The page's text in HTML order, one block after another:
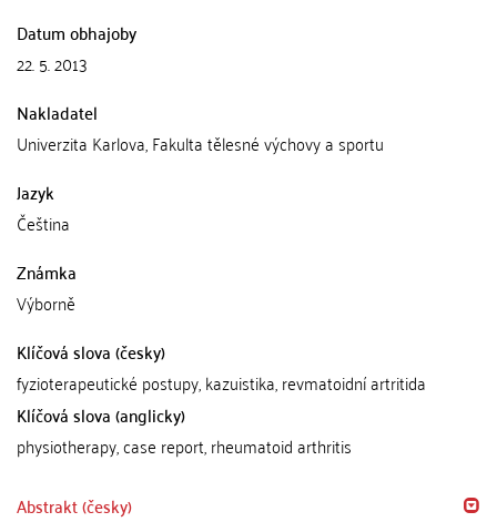
Datum obhajoby
22. 5. 2013
Nakladatel
Univerzita Karlova, Fakulta tělesné výchovy a sportu
Jazyk
Čeština
Známka
Výborně
Klíčová slova (česky)
fyzioterapeutické postupy, kazuistika, revmatoidní artritida
Klíčová slova (anglicky)
physiotherapy, case report, rheumatoid arthritis
Abstrakt (česky)